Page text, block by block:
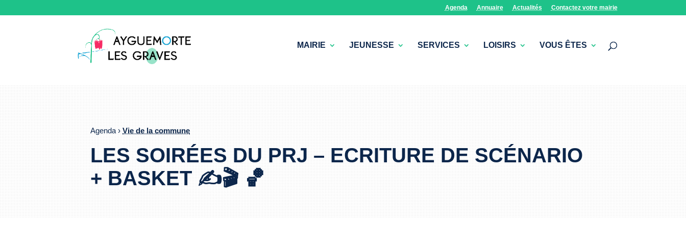
Agenda Annuaire Actualités Contactez votre mairie
MAIRIE JEUNESSE SERVICES LOISIRS VOUS ÊTES
Agenda ›Vie de la commune
LES SOIRÉES DU PRJ – ECRITURE DE SCÉNARIO
+ BASKET ✍️🎬 🏀